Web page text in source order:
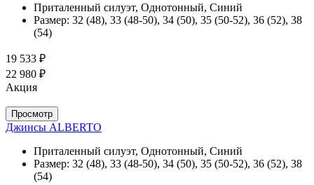
Приталенный силуэт, Однотонный, Синий
Размер: 32 (48), 33 (48-50), 34 (50), 35 (50-52), 36 (52), 38
(54)
19 533 ₽
22 980 ₽
Акция
Просмотр
Джинсы ALBERTO
Приталенный силуэт, Однотонный, Синий
Размер: 32 (48), 33 (48-50), 34 (50), 35 (50-52), 36 (52), 38
(54)